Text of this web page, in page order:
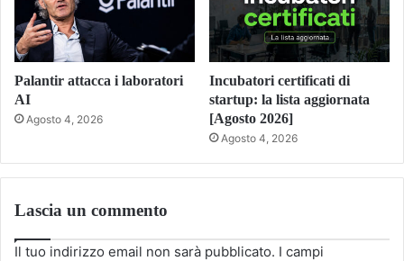
Palantir attacca i laboratori
AI
Agosto 4, 2026
Incubatori certificati di
startup: la lista aggiornata
[Agosto 2026]
Agosto 4, 2026
Lascia un commento
Il tuo indirizzo email non sarà pubblicato. I campi